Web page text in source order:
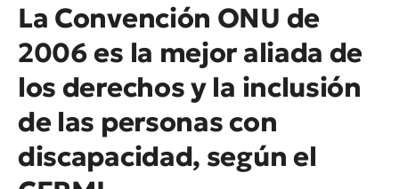
La Convención ONU de
2006 es la mejor aliada de
los derechos y la inclusión
de las personas con
discapacidad, según el